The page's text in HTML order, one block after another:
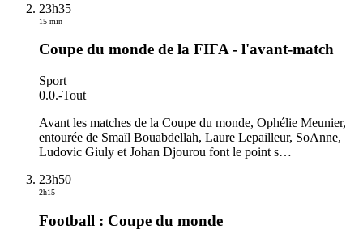
23h35
15 min
Coupe du monde de la FIFA - l'avant-match
Sport
0.0.-Tout
Avant les matches de la Coupe du monde, Ophélie Meunier,
entourée de Smaïl Bouabdellah, Laure Lepailleur, SoAnne,
Ludovic Giuly et Johan Djourou font le point s…
23h50
2h15
Football : Coupe du monde